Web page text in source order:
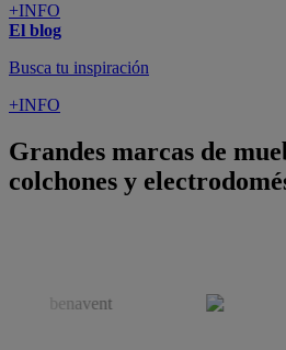
+INFO
El blog
Busca tu inspiración
+INFO
Grandes marcas de
colchones y